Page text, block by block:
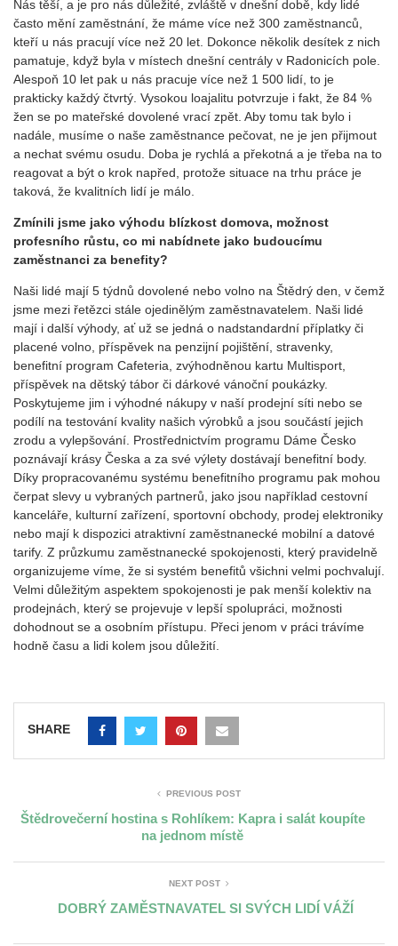
Nás těší, a je pro nás důležité, zvláště v dnešní době, kdy lidé
často mění zaměstnání, že máme více než 300 zaměstnanců,
kteří u nás pracují více než 20 let. Dokonce několik desítek z nich
pamatuje, když byla v místech dnešní centrály v Radonicích pole.
Alespoň 10 let pak u nás pracuje více než 1 500 lidí, to je
prakticky každý čtvrtý. Vysokou loajalitu potvrzuje i fakt, že 84 %
žen se po mateřské dovolené vrací zpět. Aby tomu tak bylo i
nadále, musíme o naše zaměstnance pečovat, ne je jen přijmout
a nechat svému osudu. Doba je rychlá a překotná a je třeba na to
reagovat a být o krok napřed, protože situace na trhu práce je
taková, že kvalitních lidí je málo.
Zmínili jsme jako výhodu blízkost domova, možnost
profesního růstu, co mi nabídnete jako budoucímu
zaměstnanci za benefity?
Naši lidé mají 5 týdnů dovolené nebo volno na Štědrý den, v čemž
jsme mezi řetězci stále ojedinělým zaměstnavatelem. Naši lidé
mají i další výhody, ať už se jedná o nadstandardní příplatky či
placené volno, příspěvek na penzijní pojištění, stravenky,
benefitní program Cafeteria, zvýhodněnou kartu Multisport,
příspěvek na dětský tábor či dárkové vánoční poukázky.
Poskytujeme jim i výhodné nákupy v naší prodejní síti nebo se
podílí na testování kvality našich výrobků a jsou součástí jejich
zrodu a vylepšování. Prostřednictvím programu Dáme Česko
poznávají krásy Česka a za své výlety dostávají benefitní body.
Díky propracovanému systému benefitního programu pak mohou
čerpat slevy u vybraných partnerů, jako jsou například cestovní
kanceláře, kulturní zařízení, sportovní obchody, prodej elektroniky
nebo mají k dispozici atraktivní zaměstnanecké mobilní a datové
tarify. Z průzkumu zaměstnanecké spokojenosti, který pravidelně
organizujeme víme, že si systém benefitů všichni velmi pochvalují.
Velmi důležitým aspektem spokojenosti je pak menší kolektiv na
prodejnách, který se projevuje v lepší spolupráci, možnosti
dohodnout se a osobním přístupu. Přeci jenom v práci trávíme
hodně času a lidi kolem jsou důležití.
SHARE
PREVIOUS POST
Štědrovečerní hostina s Rohlíkem: Kapra i salát koupíte
na jednom místě
NEXT POST
DOBRÝ ZAMĚSTNAVATEL SI SVÝCH LIDÍ VÁŽÍ